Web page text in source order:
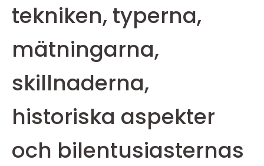
tekniken, typerna,
mätningarna,
skillnaderna,
historiska aspekter
och bilentusiasternas